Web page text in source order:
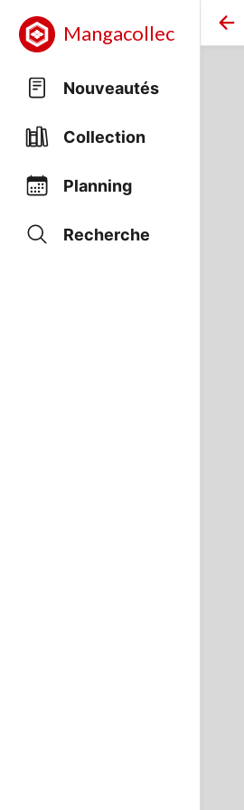
Mangacollec
Nouveautés
Collection
Planning
Recherche